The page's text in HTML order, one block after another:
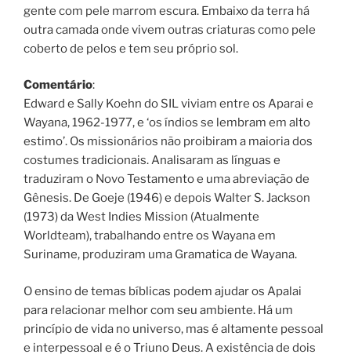
gente com pele marrom escura. Embaixo da terra há
outra camada onde vivem outras criaturas como pele
coberto de pelos e tem seu próprio sol.
Comentário:
Edward e Sally Koehn do SIL viviam entre os Aparai e
Wayana, 1962-1977, e ‘os índios se lembram em alto
estimo’. Os missionários não proibiram a maioria dos
costumes tradicionais. Analisaram as línguas e
traduziram o Novo Testamento e uma abreviação de
Gênesis. De Goeje (1946) e depois Walter S. Jackson
(1973) da West Indies Mission (Atualmente
Worldteam), trabalhando entre os Wayana em
Suriname, produziram uma Gramatica de Wayana.
O ensino de temas bíblicas podem ajudar os Apalai
para relacionar melhor com seu ambiente. Há um
princípio de vida no universo, mas é altamente pessoal
e interpessoal e é o Triuno Deus. A existência de dois